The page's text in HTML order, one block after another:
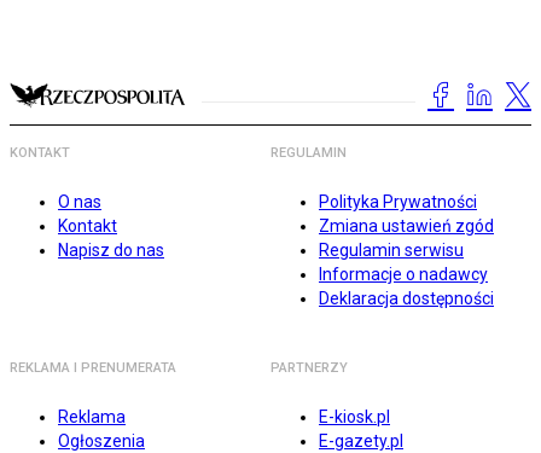
KONTAKT
O nas
Kontakt
Napisz do nas
REGULAMIN
Polityka Prywatności
Zmiana ustawień zgód
Regulamin serwisu
Informacje o nadawcy
Deklaracja dostępności
REKLAMA I PRENUMERATA
Reklama
Ogłoszenia
PARTNERZY
E-kiosk.pl
E-gazety.pl